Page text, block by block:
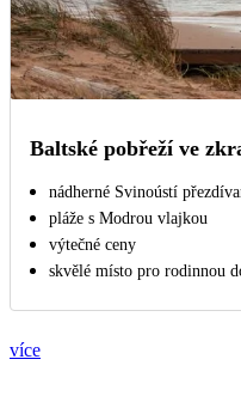
Baltské pobřeží ve
nádherné Svinoústí
pláže s Modrou vlajkou
výtečné ceny
skvělé místo pro rodinnou
více